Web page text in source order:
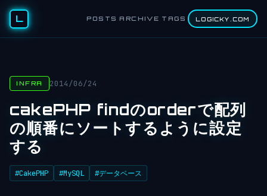
L POSTS ARCHIVE TAGS LOGICKY.COM
INFRA 2014/06/24
cakePHP findのorderで配列
の順番にソートするように設定
する
#CakePHP #MySQL #データベース